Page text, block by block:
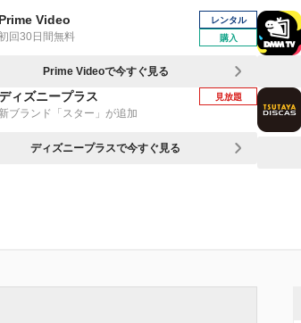
Prime Video
回30日間無料
レンタル
購入
Prime Videoで今すぐ見る
ィズニープラス
新ブランド「スター」が追加
見放題
ディズニープラスで今すぐ見る